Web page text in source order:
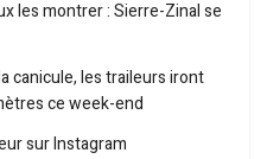
les montrer : Sierre-Zinal se
canicule, les traileurs iront
ce week-end
sur Instagram